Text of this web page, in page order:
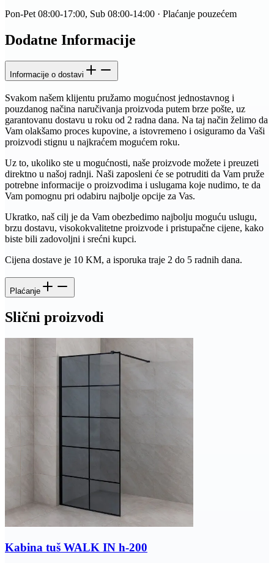
Pon-Pet 08:00-17:00, Sub 08:00-14:00 · Plaćanje pouzećem
Dodatne Informacije
Informacije o dostavi
Svakom našem klijentu pružamo mogućnost jednostavnog i
pouzdanog načina naručivanja proizvoda putem brze pošte, uz
garantovanu dostavu u roku od 2 radna dana. Na taj način želimo da
Vam olakšamo proces kupovine, a istovremeno i osiguramo da Vaši
proizvodi stignu u najkraćem mogućem roku.
Uz to, ukoliko ste u mogućnosti, naše proizvode možete i preuzeti
direktno u našoj radnji. Naši zaposleni će se potruditi da Vam pruže
potrebne informacije o proizvodima i uslugama koje nudimo, te da
Vam pomognu pri odabiru najbolje opcije za Vas.
Ukratko, naš cilj je da Vam obezbedimo najbolju moguću uslugu,
brzu dostavu, visokokvalitetne proizvode i pristupačne cijene, kako
biste bili zadovoljni i srećni kupci.
Cijena dostave je 10 KM, a isporuka traje 2 do 5 radnih dana.
Plaćanje
Slični proizvodi
Kabina tuš WALK IN h-200